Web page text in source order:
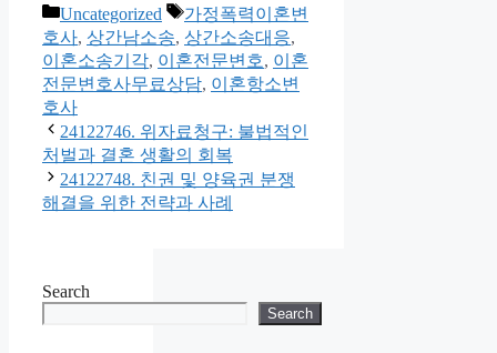
Categories
Uncategorized Tags
가정폭력이혼변
호사, 상간남소송, 상간소송대응,
이혼소송기각, 이혼전문변호, 이혼
전문변호사무료상담, 이혼항소변
호사
24122746. 위자료청구: 불법적인
처벌과 결혼 생활의 회복
24122748. 친권 및 양육권 분쟁
해결을 위한 전략과 사례
Search
Search